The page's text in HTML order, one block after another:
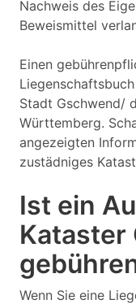
Nachweis des
Beweismittel
Einen
Stadt Gschwend/
Württemberg.
angezeigten
zustädniges
Ist ein
Kataster
Wenn Sie eine